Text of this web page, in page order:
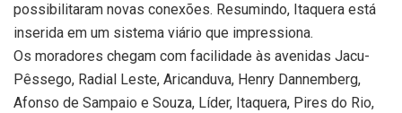
possibilitaram novas conexões. Resumindo, Itaquera está
inserida em um sistema viário que impressiona.
Os moradores chegam com facilidade às avenidas Jacu-
Pêssego, Radial Leste, Aricanduva, Henry Dannemberg,
Afonso de Sampaio e Souza, Líder, Itaquera, Pires do Rio,